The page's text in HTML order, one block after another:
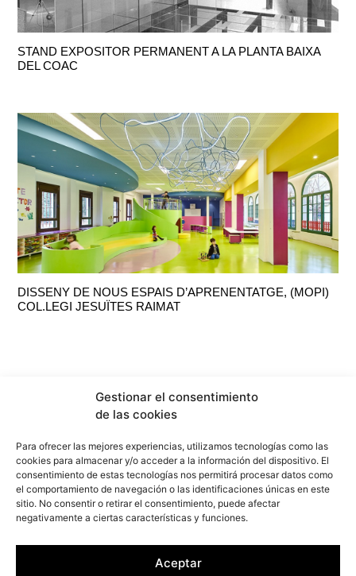
Gestionar el consentimiento
de las cookies
Para ofrecer las mejores experiencias, utilizamos tecnologías como las
cookies para almacenar y/o acceder a la información del dispositivo. El
consentimiento de estas tecnologías nos permitirá procesar datos como
el comportamiento de navegación o las identificaciones únicas en este
sitio. No consentir o retirar el consentimiento, puede afectar
negativamente a ciertas características y funciones.
Aceptar
STAND EXPOSITOR PERMANENT A LA PLANTA BAIXA
DEL COAC
DISSENY DE NOUS ESPAIS D’APRENENTATGE, (MOPI)
COL.LEGI JESUÏTES RAIMAT
info@f2marquitectura.com
Política de privadesa